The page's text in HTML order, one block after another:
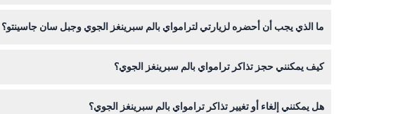
ما الذي يجب أن أحضره لزيارتي لترامواي بالم سبرينغز الجوي وجبل سان جاسينتو؟
كيف يمكنني حجز تذاكر ترامواي بالم سبرينغز الجوي؟
هل يمكنني إلغاء أو تغيير تذاكر ترامواي بالم سبرينغز الجوي؟